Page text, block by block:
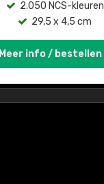
2.050 NCS-kleuren
29,5 x 4,5 cm
Meer info / bestellen